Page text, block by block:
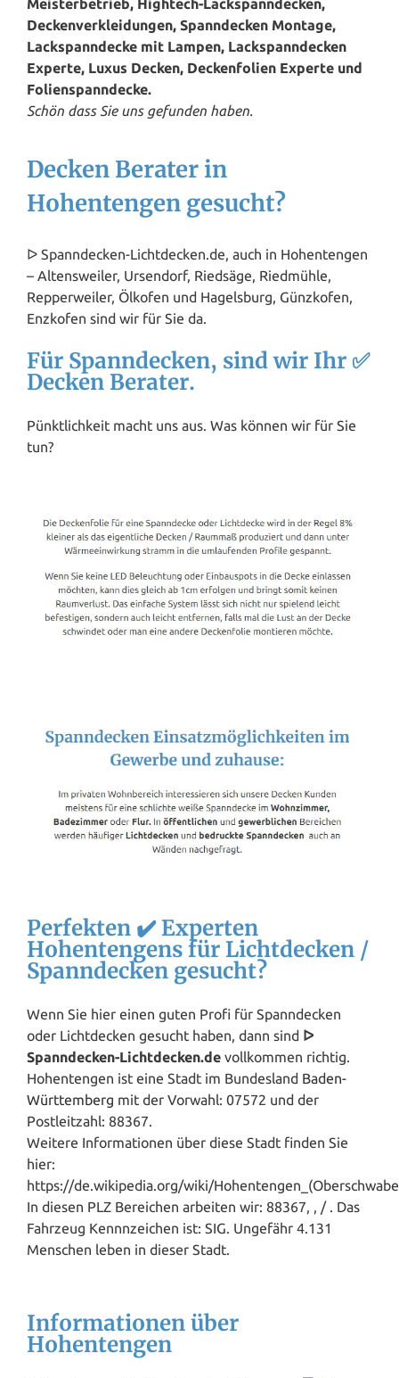
Meisterbetrieb, Hightech-Lackspanndecken,
Deckenverkleidungen, Spanndecken Montage,
Lackspanndecke mit Lampen, Lackspanndecken
Experte, Luxus Decken, Deckenfolien Experte und
Folienspanndecke.
Schön dass Sie uns gefunden haben.
Decken Berater in
Hohentengen gesucht?
ᐅ Spanndecken-Lichtdecken.de, auch in Hohentengen
– Altensweiler, Ursendorf, Riedsäge, Riedmühle,
Repperweiler, Ölkofen und Hagelsburg, Günzkofen,
Enzkofen sind wir für Sie da.
Für Spanndecken, sind wir Ihr ✅
Decken Berater.
Pünktlichkeit macht uns aus. Was können wir für Sie
tun?
Perfekten ✔️ Experten
Hohentengens für Lichtdecken /
Spanndecken gesucht?
Wenn Sie hier einen guten Profi für Spanndecken
oder Lichtdecken gesucht haben, dann sind ᐅ
Spanndecken-Lichtdecken.de vollkommen richtig.
Hohentengen ist eine Stadt im Bundesland Baden-
Württemberg mit der Vorwahl: 07572 und der
Postleitzahl: 88367.
Weitere Informationen über diese Stadt finden Sie
hier:
https://de.wikipedia.org/wiki/
In diesen PLZ Bereichen arbeiten wir: 88367, , / . Das
Fahrzeug Kennnzeichen ist: SIG. Ungefähr 4.131
Menschen leben in dieser Stadt.
Informationen über
Hohentengen